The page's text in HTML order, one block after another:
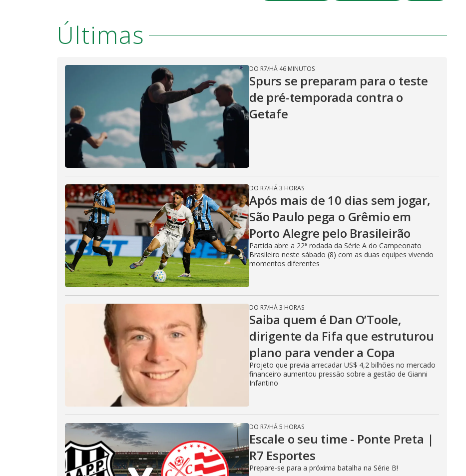
Últimas
DO R7/HÁ 46 MINUTOS
Spurs se preparam para o teste
de pré-temporada contra o
Getafe
DO R7/HÁ 3 HORAS
Após mais de 10 dias sem jogar,
São Paulo pega o Grêmio em
Porto Alegre pelo Brasileirão
Partida abre a 22ª rodada da Série A do Campeonato
Brasileiro neste sábado (8) com as duas equipes vivendo
momentos diferentes
DO R7/HÁ 3 HORAS
Saiba quem é Dan O’Toole,
dirigente da Fifa que estruturou
plano para vender a Copa
Projeto que previa arrecadar US$ 4,2 bilhões no mercado
financeiro aumentou pressão sobre a gestão de Gianni
Infantino
DO R7/HÁ 5 HORAS
Escale o seu time - Ponte Preta |
R7 Esportes
Prepare-se para a próxima batalha na Série B!